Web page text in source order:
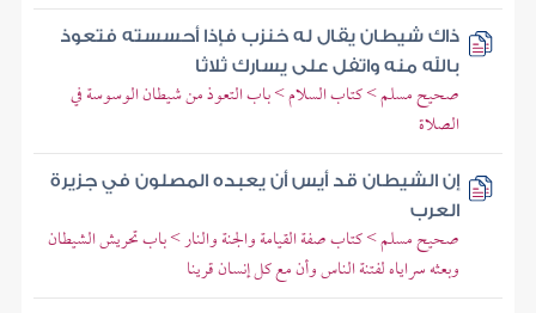
ذاك شيطان يقال له خنزب فإذا أحسسته فتعوذ
بالله منه واتفل على يسارك ثلاثا
صحيح مسلم > كتاب السلام > باب التعوذ من شيطان الوسوسة في
الصلاة
إن الشيطان قد أيس أن يعبده المصلون في جزيرة
العرب
صحيح مسلم > كتاب صفة القيامة والجنة والنار > باب تحريش الشيطان
وبعثه سراياه لفتنة الناس وأن مع كل إنسان قرينا